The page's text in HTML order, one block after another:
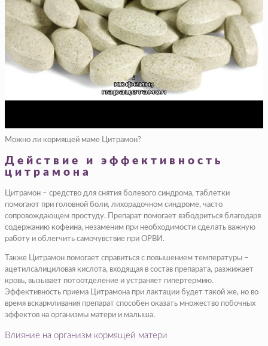
Можно ли кормящей маме Цитрамон?
Действие и эффективность
цитрамона
Цитрамон – средство для снятия болевого синдрома, таблетки
помогают при головной боли, лихорадочном синдроме, часто
сопровождающем простуду. Препарат помогает взбодриться благодаря
содержанию кофеина, незаменим при необходимости сделать важную
работу и облегчить самочувствие при ОРВИ.
Также Цитрамон помогает справиться с повышением температуры –
ацетилсалициловая кислота, входящая в состав препарата, разжижает
кровь, вызывает потоотделение и устраняет гипертермию.
Эффективность приема Цитрамона при лактации будет такой же, но во
время вскармливания препарат способен оказать множество побочных
эффектов на организмы матери и малыша.
Влияние на организм кормящей матери